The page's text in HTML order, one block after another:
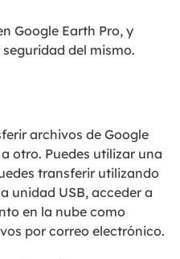
Google Earth Pro, y
del mismo.
archivos de Google
otro. Puedes utilizar una
transferir utilizando
unidad USB, acceder a
en la nube como
por correo electrónico.